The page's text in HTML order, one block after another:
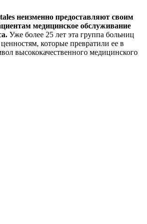
неизменно предоставляют своим
медицинское обслуживание
Уже более 25 лет эта группа больниц
которые превратили ее в
высококачественного медицинского